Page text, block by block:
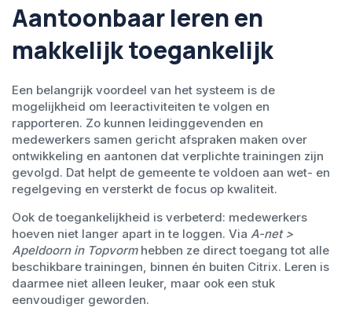
Aantoonbaar leren en
makkelijk toegankelijk
Een belangrijk voordeel van het systeem is de
mogelijkheid om leeractiviteiten te volgen en
rapporteren. Zo kunnen leidinggevenden en
medewerkers samen gericht afspraken maken over
ontwikkeling en aantonen dat verplichte trainingen zijn
gevolgd. Dat helpt de gemeente te voldoen aan wet- en
regelgeving en versterkt de focus op kwaliteit.
Ook de toegankelijkheid is verbeterd: medewerkers
hoeven niet langer apart in te loggen. Via A-net >
Apeldoorn in Topvormhebben ze direct toegang tot alle
beschikbare trainingen, binnen én buiten Citrix. Leren is
daarmee niet alleen leuker, maar ook een stuk
eenvoudiger geworden.